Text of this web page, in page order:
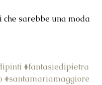
che sarebbe una moda
#fantasiedipietra
#santamariamaggiore